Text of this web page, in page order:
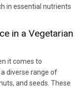
in essential nutrients
in a Vegetarian
it comes to
diverse range of
and seeds. These